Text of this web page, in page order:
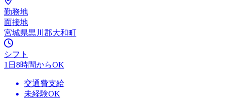
勤務地
面接地
宮城県黒川郡大和町
シフト
1日8時間からOK
交通費支給
未経験OK